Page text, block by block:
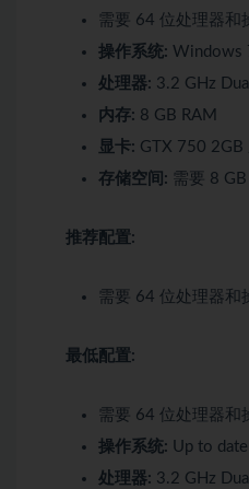
需要 64 位处理器和
操作系统:
处理器: 3.2 GHz
内存: 8 GB RAM
显卡: GTX 750 2GB
存储空间: 需要 8 GB
推荐配置:
需要 64 位处理器和
最低配置:
需要 64 位处理器和
操作系统: Up to
处理器: 3.2 GHz